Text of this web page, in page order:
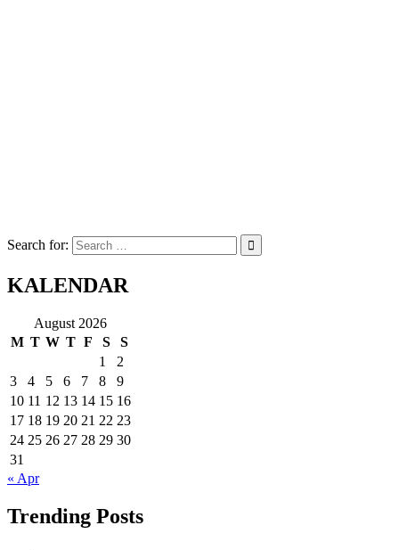
Search for:
KALENDAR
August 2026
M T W T F S
S
1
2
3
4 5 6 7 8
9
10 11 12 13 14 15 16
17 18 19 20 21 22 23
24 25 26 27 28 29 30
31
« Apr
Trending Posts